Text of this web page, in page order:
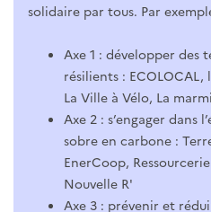
solidaire par tous. Par
Axe 1 : développer des
résilients :
La Ville à Vélo, La
Axe 2 : s’engager dans
sobre en carbone :
EnerCoop,
Nouvelle R'
Axe 3 : prévenir et